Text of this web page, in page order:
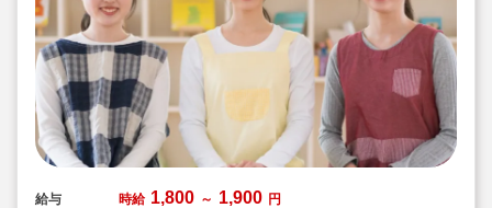
給与 時給 1,800 ～ 1,900 円